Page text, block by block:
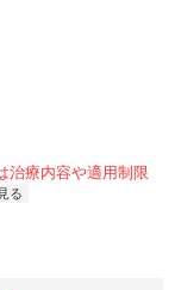
治療内容や適用制限
る